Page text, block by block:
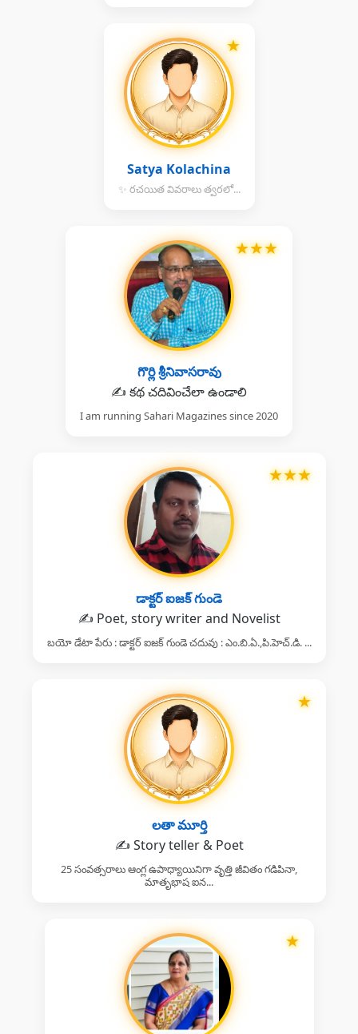
★
Satya Kolachina
✨ రచయిత వివరాలు త్వరలో...
★★★
గొర్లి శ్రీనివాసరావు
✍️ కథ చదివించేలా ఉండాలి
I am running Sahari Magazines since 2020
★★★
డాక్టర్ ఐజక్ గుండె
✍️ Poet, story writer and Novelist
బయో డేటా పేరు : డాక్టర్ ఐజక్ గుండె చదువు : ఎం.బి.ఏ.,పి.హెచ్.డి. ...
★
లతా మూర్తి
✍️ Story teller & Poet
25 సంవత్సరాలు ఆంగ్ల ఉపాధ్యాయినిగా వృత్తి జీవితం గడిపినా,
మాతృభాష ఐన...
★